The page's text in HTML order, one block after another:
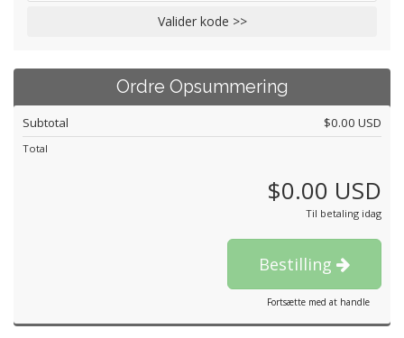
Valider kode >>
Ordre Opsummering
Subtotal $0.00 USD
Total
$0.00 USD
Til betaling idag
Bestilling
Fortsætte med at handle